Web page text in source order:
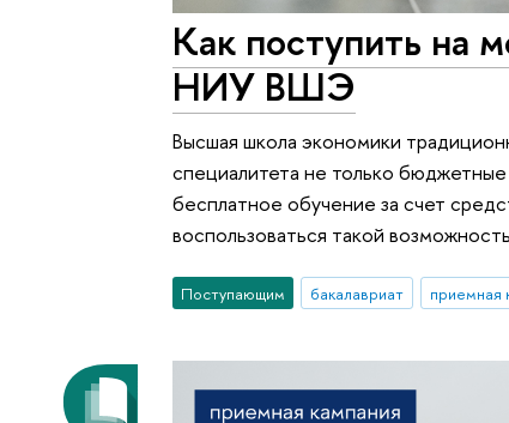
Как поступить на
НИУ ВШЭ
Высшая школа экономики
специалитета не только
бесплатное обучение за счет
воспользоваться такой
Поступающим бакалавриат приемная